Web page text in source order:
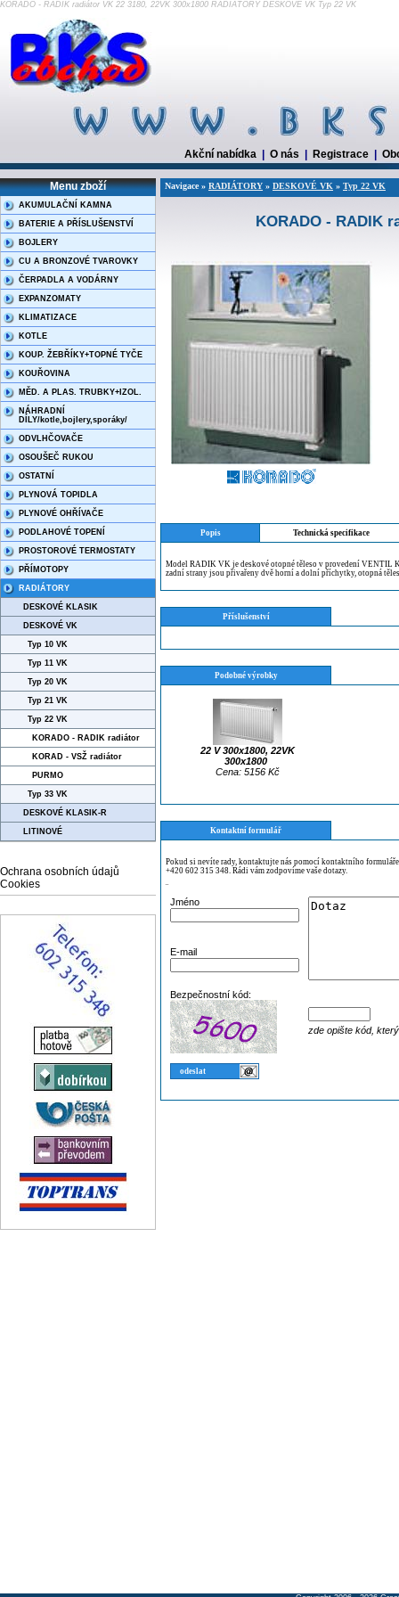
KORADO - RADIK radiátor VK 22 3180, 22VK 300x1800 RADIÁTORY DESKOVÉ VK Typ 22 VK
Akční nabídka O nás Registrace
Menu zboží
AKUMULAČNÍ KAMNA
BATERIE A PŘÍSLUŠENSTVÍ
BOJLERY
CU A BRONZOVÉ TVAROVKY
ČERPADLA A VODÁRNY
EXPANZOMATY
KLIMATIZACE
KOTLE
KOUP. ŽEBŘÍKY+TOPNÉ TYČE
KOUŘOVINA
MĚD. A PLAS. TRUBKY+IZOL.
NÁHRADNÍ
DÍLY/kotle,bojlery,sporáky/
ODVLHČOVAČE
OSOUŠEČ RUKOU
OSTATNÍ
PLYNOVÁ TOPIDLA
PLYNOVÉ OHŘÍVAČE
PODLAHOVÉ TOPENÍ
PROSTOROVÉ TERMOSTATY
PŘÍMOTOPY
RADIÁTORY
DESKOVÉ KLASIK
DESKOVÉ VK
Typ 10 VK
Typ 11 VK
Typ 20 VK
Typ 21 VK
Typ 22 VK
KORADO - RADIK radiátor
KORAD - VSŽ radiátor
PURMO
Typ 33 VK
DESKOVÉ KLASIK-R
LITINOVÉ
Ochrana osobních údajů
Cookies
Navigace » RADIÁTORY » DESKOVÉ VK » Typ 22 VK
KORADO - RADIK
Popis Technická specifikace
Model RADIK VK je deskové otopné těleso v provedení VENTIL
zadní strany jsou přivařeny dvě horní a dolní příchytky, otopná
Příslušenství
Podobné výrobky
22 V 300x1800, 22VK
300x1800
Cena: 5156 Kč
Kontaktní formulář
Pokud si nevíte rady, kontaktujte nás pomocí kontaktního
+420 602 315 348. Rádi vám zodpovíme vaše dotazy.
¨
Jméno
E-mail
Bezpečnostní kód:
zde opište kód,